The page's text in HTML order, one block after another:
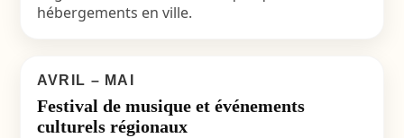
hébergements en ville.
AVRIL – MAI
Festival de musique et événements
culturels régionaux